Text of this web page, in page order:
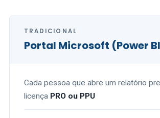
TRADICIONAL
Portal Microsoft (Power
Cada pessoa que abre um relatório
licença PRO ou PPU